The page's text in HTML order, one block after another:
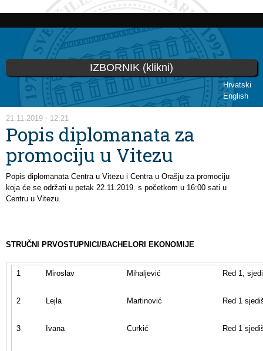
Skoči
glavni
sadržaj
Hrvatski
English
IZBORNIK (klikni)
Vi ste ovdje
21.11.2019 - 12:21
Popis diplomanata za
promociju u Vitezu
Popis diplomanata Centra u Vitezu i Centra u Orašju za promociju
koja će se održati u petak 22.11.2019. s početkom u 16:00 sati u
Centru u Vitezu.
STRUČNI PRVOSTUPNICI/BACHELORI EKONOMIJE
1 Miroslav Mihaljević Red 1,
2 Lejla Martinović Red 1
3 Ivana Curkić Red 1